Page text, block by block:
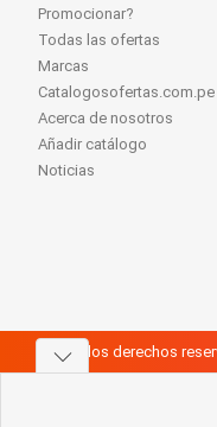
Promocionar?
Todas las ofertas
Marcas
Catalogosofertas.com.pe
Acerca de nosotros
Añadir catálogo
Noticias
Todos los derechos